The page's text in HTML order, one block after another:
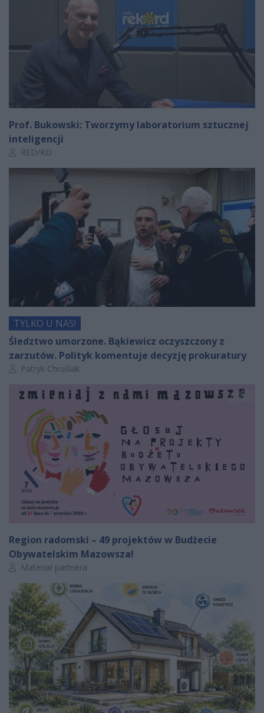
Prof. Bukowski: Tworzymy laboratorium sztucznej
inteligencji
Autor artykułu:
RED/KD
TYLKO U NAS!
Śledztwo umorzone. Bąkiewicz oczyszczony z
zarzutów. Polityk komentuje decyzję prokuratury
Autor artykułu:
Patryk Chruślak
Region radomski – 49 projektów w Budżecie
Obywatelskim Mazowsza!
Autor artykułu:
Materiał partnera